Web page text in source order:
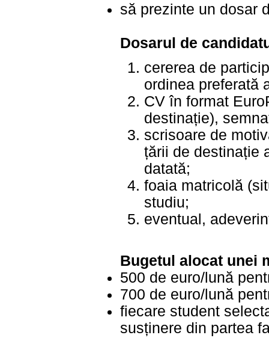
să prezinte un dosar
Dosarul de
cererea de
ordinea preferată
CV în format
destinație),
scrisoare de
țării de destinație
datată;
foaia matricolă
studiu;
eventual,
Bugetul alocat unei
500 de euro/lună
700 de euro/lună
fiecare student
susținere din partea